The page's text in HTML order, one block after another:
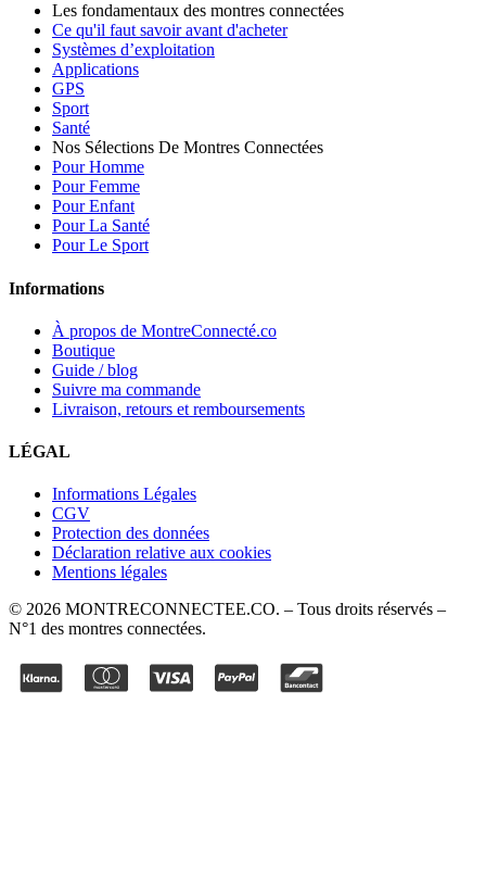
Les fondamentaux des montres connectées
Ce qu'il faut savoir avant d'acheter
Systèmes d’exploitation
Applications
GPS
Sport
Santé
Nos Sélections De Montres Connectées
Pour Homme
Pour Femme
Pour Enfant
Pour La Santé
Pour Le Sport
Informations
À propos de MontreConnecté.co
Boutique
Guide / blog
Suivre ma commande
Livraison, retours et remboursements
LÉGAL
Informations Légales
CGV
Protection des données
Déclaration relative aux cookies
Mentions légales
© 2026 MONTRECONNECTEE.CO. – Tous droits réservés –
N°1 des montres connectées.